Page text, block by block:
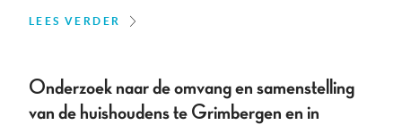
LEES VERDER
Onderzoek naar de omvang en samenstelling
van de huishoudens te Grimbergen en in